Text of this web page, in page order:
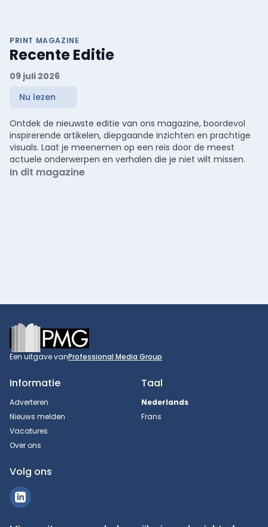
PRINT MAGAZINE
Recente Editie
09 juli 2026
Nu lezen
Ontdek de nieuwste editie van ons magazine, boordevol
inspirerende artikelen, diepgaande inzichten en prachtige
visuals. Laat je meenemen op een reis door de meest
actuele onderwerpen en verhalen die je niet wilt missen.
In dit magazine
Footer
Een uitgave vanProfessional Media Group
Informatie
Adverteren
Nieuws melden
Vacatures
Over ons
Taal
Nederlands
Frans
Volg ons